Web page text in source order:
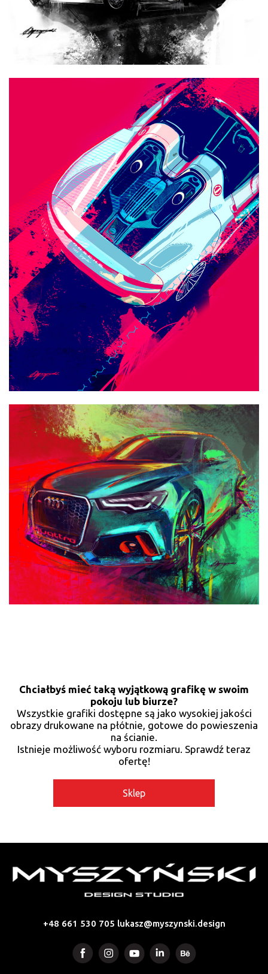
Chciałbyś mieć taką wyjątkową grafikę w swoim
pokoju lub biurze?
Wszystkie grafiki dostępne są jako wysokiej jakości
obrazy drukowane na płótnie, gotowe do powieszenia
na ścianie.
Istnieje możliwość wyboru rozmiaru. Sprawdź teraz
ofertę!
Sklep
+48 661 530 705 lukasz@myszynski.design